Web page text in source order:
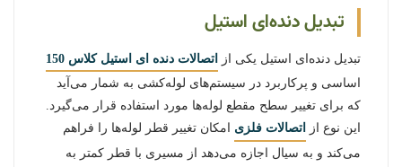
تبدیل دنده‌ای استیل
تبدیل دنده‌ای استیل یکی از
اتصالات دنده ای استیل کلاس 150
اساسی و پرکاربرد در سیستم‌های لوله‌کشی به شمار می‌آید
که برای تغییر سطح مقطع لوله‌ها مورد استفاده قرار می‌گیرد.
این نوع از
اتصالات فلزی امکان تغییر قطر لوله‌ها را فراهم
می‌کند و به سیال اجازه می‌دهد از مسیری با قطر کمتر به